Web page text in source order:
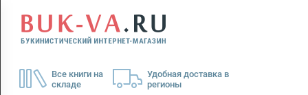
Все книги на
складе
Удобная доставка в
регионы
Menu